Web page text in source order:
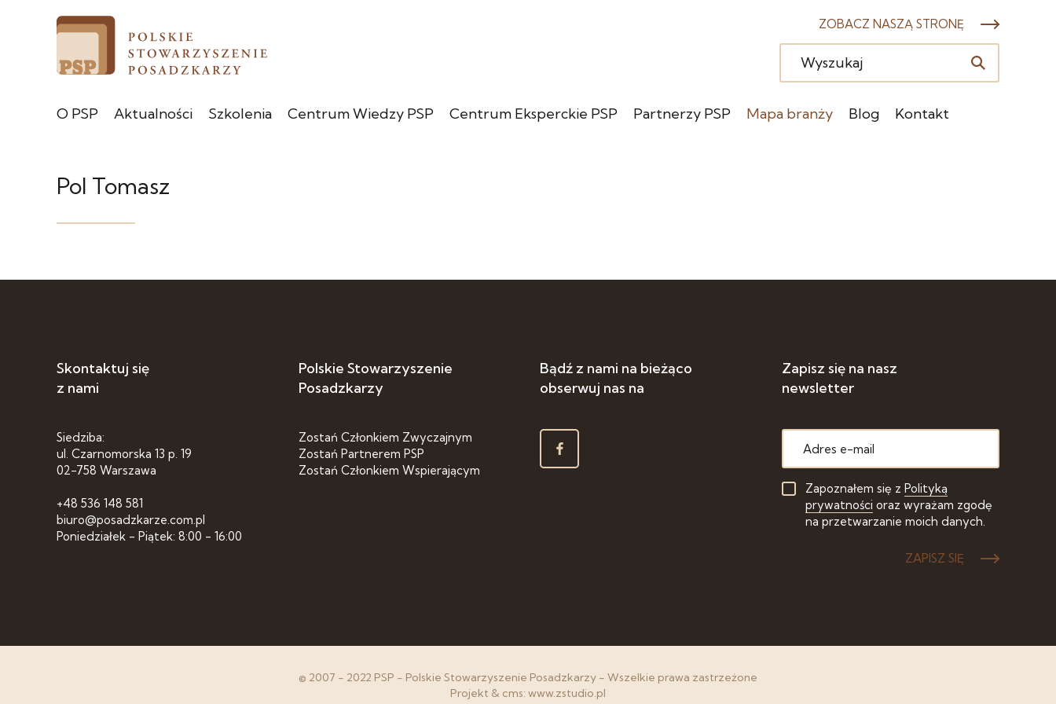
ZOBACZ NASZĄ STRONĘ
O PSP Aktualności Szkolenia Centrum Wiedzy PSP Centrum Eksperckie PSP Partnerzy PSP Mapa branży Blog Kontakt
Pol Tomasz
Skontaktuj się
z nami
Siedziba:
ul. Czarnomorska 13 p. 19
02-758 Warszawa
+48 536 148 581
biuro@posadzkarze.com.pl
Poniedziałek - Piątek: 8:00 - 16:00
Polskie Stowarzyszenie
Posadzkarzy
Zostań Członkiem Zwyczajnym
Zostań Partnerem PSP
Zostań Członkiem Wspierającym
Bądź z nami na bieżąco
obserwuj nas na
Zapisz się na nasz
newsletter
Zapoznałem się z Polityką
prywatności oraz wyrażam zgodę
na przetwarzanie moich danych.
ZAPISZ SIĘ
© 2007 - 2022 PSP - Polskie Stowarzyszenie Posadzkarzy - Wszelkie prawa zastrzeżone
Projekt & cms: www.zstudio.pl